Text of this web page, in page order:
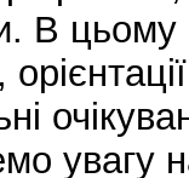
В
увагу